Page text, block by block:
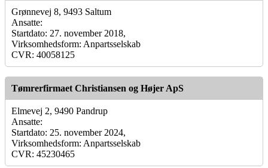
Grønnevej 8, 9493 Saltum
Ansatte:
Startdato: 27. november 2018,
Virksomhedsform: Anpartsselskab
CVR: 40058125
Tømrerfirmaet Christiansen og Højer ApS
Elmevej 2, 9490 Pandrup
Ansatte:
Startdato: 25. november 2024,
Virksomhedsform: Anpartsselskab
CVR: 45230465